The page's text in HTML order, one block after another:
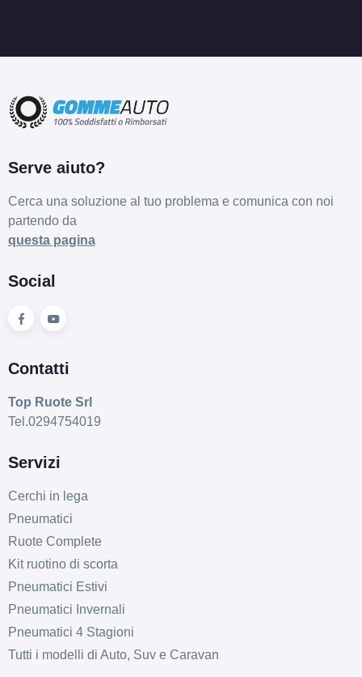
Serve aiuto?
Cerca una soluzione al tuo problema e comunica con noi
partendo da
questa pagina
Social
Contatti
Top Ruote Srl
Tel.0294754019
Servizi
Cerchi in lega
Pneumatici
Ruote Complete
Kit ruotino di scorta
Pneumatici Estivi
Pneumatici Invernali
Pneumatici 4 Stagioni
Tutti i modelli di Auto, Suv e Caravan